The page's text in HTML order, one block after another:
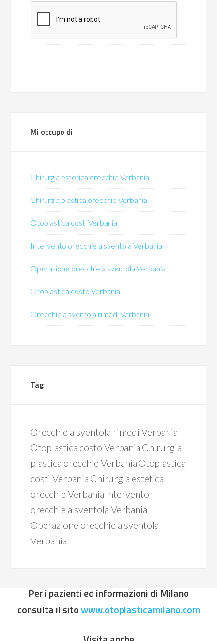
Mi occupo di
Chirurgia estetica orecchie Verbania
Chirurgia plastica orecchie Verbania
Otoplastica costi Verbania
Intervento orecchie a sventola Verbania
Operazione orecchie a sventola Verbania
Otoplastica costo Verbania
Orecchie a sventola rimedi Verbania
Tag
Orecchie a sventola rimedi Verbania
Otoplastica costo Verbania Chirurgia
plastica orecchie Verbania Otoplastica
costi Verbania Chirurgia estetica
orecchie Verbania Intervento
orecchie a sventola Verbania
Operazione orecchie a sventola
Verbania
Per i pazienti ed informazioni di Milano
consulta il sitowww.otoplasticamilano.com